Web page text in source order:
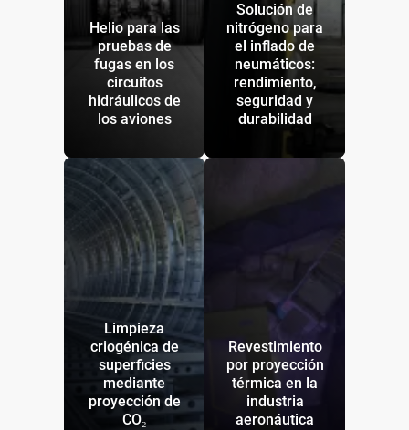
Helio para las
pruebas de
fugas en los
circuitos
hidráulicos de
los aviones
Solución de
nitrógeno para
el inflado de
neumáticos:
rendimiento,
seguridad y
durabilidad
Limpieza
criogénica de
superficies
mediante
proyección de
CO₂
Revestimiento
por proyección
térmica en la
industria
aeronáutica